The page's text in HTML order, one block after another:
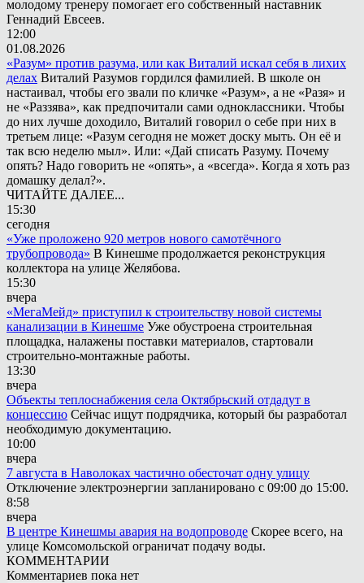
молодому тренеру помогает его собственный наставник
Геннадий Евсеев.
12:00
01.08.2026
«Разум» против разума, или как Виталий искал себя в лихих
делах Виталий Разумов гордился фамилией. В школе он
настаивал, чтобы его звали по кличке «Разум», а не «Разя» и
не «Раззява», как предпочитали сами одноклассники. Чтобы
до них лучше доходило, Виталий говорил о себе при них в
третьем лице: «Разум сегодня не может доску мыть. Он её и
так всю неделю мыл». Или: «Дай списать Разуму. Почему
опять? Надо говорить не «опять», а «всегда». Когда я хоть раз
домашку делал?».
ЧИТАЙТЕ ДАЛЕЕ...
15:30
сегодня
«Уже проложено 920 метров нового самотёчного
трубопровода» В Кинешме продолжается реконструкция
коллектора на улице Желябова.
15:30
вчера
«МегаМейд» приступил к строительству новой системы
канализации в Кинешме Уже обустроена строительная
площадка, налажены поставки материалов, стартовали
строительно-монтажные работы.
13:30
вчера
Объекты теплоснабжения села Октябрьский отдадут в
концессию Сейчас ищут подрядчика, который бы разработал
необходимую документацию.
10:00
вчера
7 августа в Наволоках частично обесточат одну улицу
Отключение электроэнергии запланировано с 09:00 до 15:00.
8:58
вчера
В центре Кинешмы авария на водопроводе Скорее всего, на
улице Комсомольской ограничат подачу воды.
КОММЕНТАРИИ
Комментариев пока нет